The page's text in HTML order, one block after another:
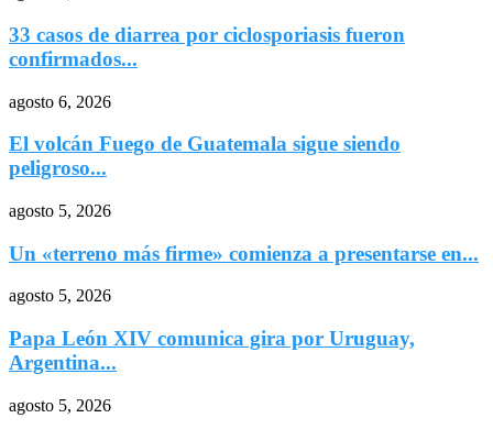
33 casos de diarrea por ciclosporiasis fueron
confirmados...
agosto 6, 2026
El volcán Fuego de Guatemala sigue siendo
peligroso...
agosto 5, 2026
Un «terreno más firme» comienza a presentarse en...
agosto 5, 2026
Papa León XIV comunica gira por Uruguay,
Argentina...
agosto 5, 2026